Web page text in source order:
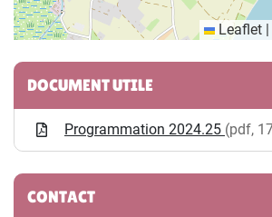
Leaflet |
Informations
DOCUMENT UTILE
Programmation 2024.25 (pdf,
CONTACT